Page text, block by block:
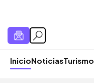
InicioNoticiasTurismo